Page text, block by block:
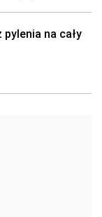
na cały